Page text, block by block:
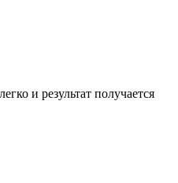
и результат получается